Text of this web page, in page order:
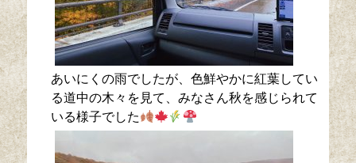
あいにくの雨でしたが、色鮮やかに紅葉してい
る道中の木々を見て、みなさん秋を感じられて
いる様子でした